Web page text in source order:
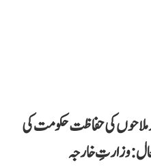
ملاحوں کی حفاظت حکومت کی